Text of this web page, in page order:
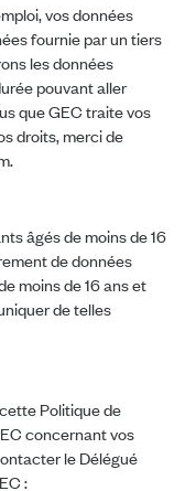
vos données
fournie par un tiers
les données
pouvant aller
que GEC traite vos
droits, merci de
âgés de moins de 16
de données
moins de 16 ans et
de telles
Politique de
concernant vos
le Délégué
: